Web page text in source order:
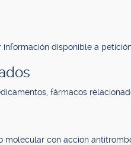
disponible a
fármacos
molecular con acción